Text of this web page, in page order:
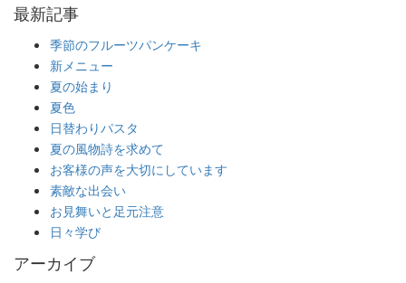
最新記事
季節のフルーツパンケーキ
新メニュー
夏の始まり
夏色
日替わりパスタ
夏の風物詩を求めて
お客様の声を大切にしています
素敵な出会い
お見舞いと足元注意
日々学び
アーカイブ